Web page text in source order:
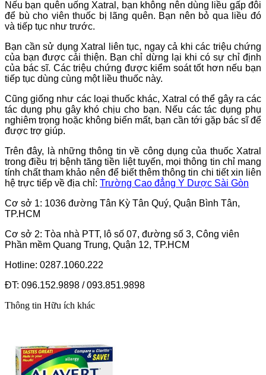
Nếu bạn quên uống Xatral, bạn không nên dùng liều gấp đôi
để bù cho viên thuốc bị lãng quên. Bạn nên bỏ qua liều đó
và tiếp tục như trước.
Bạn cần sử dụng Xatral liên tục, ngay cả khi các triệu chứng
của bạn được cải thiện. Bạn chỉ dừng lại khi có sự chỉ định
của bác sĩ. Các triệu chứng được kiểm soát tốt hơn nếu bạn
tiếp tục dùng cùng một liều thuốc này.
Cũng giống như các loại thuốc khác, Xatral có thể gây ra các
tác dụng phụ gây khó chịu cho bạn. Nếu các tác dụng phụ
nghiêm trọng hoặc không biến mất, bạn cần tới gặp bác sĩ để
được trợ giúp.
Trên đây, là những thông tin về công dụng của thuốc Xatral
trong điều trị bệnh tăng tiền liệt tuyến, mọi thông tin chỉ mang
tính chất tham khảo nên để biết thêm thông tin chi tiết xin liên
hệ trực tiếp về địa chỉ: Trường Cao đẳng Y Dược Sài Gòn
Cơ sở 1: 1036 đường Tân Kỳ Tân Quý, Quận Bình Tân,
TP.HCM
Cơ sở 2: Tòa nhà PTT, lô số 07, đường số 3, Công viên
Phần mềm Quang Trung, Quận 12, TP.HCM
Hotline: 0287.1060.222
ĐT: 096.152.9898 / 093.851.9898
Thông tin Hữu ích khác